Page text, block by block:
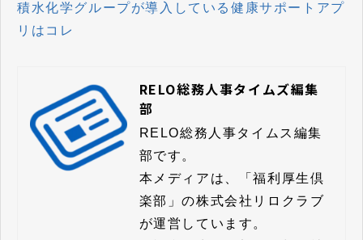
積水化学グループが導入している健康サポートアプ
リはコレ
RELO総務人事タイムズ編集
部
RELO総務人事タイムス編集
部です。
本メディアは、「福利厚生倶
楽部」の株式会社リロクラブ
が運営しています。